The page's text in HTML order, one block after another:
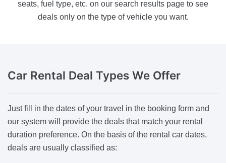
seats, fuel type, etc. on our search results page to see
deals only on the type of vehicle you want.
Car Rental Deal Types We Offer
Just fill in the dates of your travel in the booking form and
our system will provide the deals that match your rental
duration preference. On the basis of the rental car dates,
deals are usually classified as: